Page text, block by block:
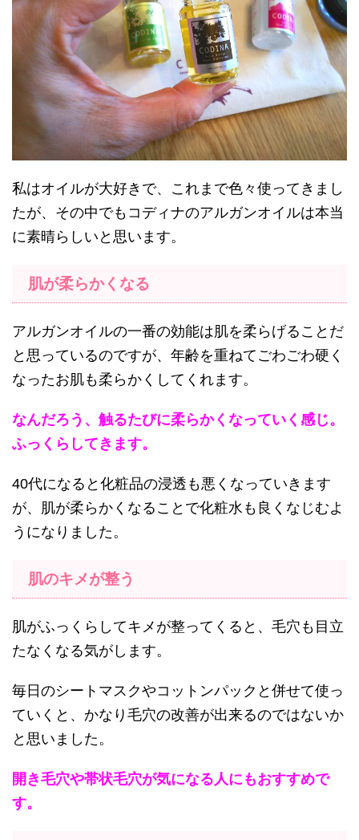
私はオイルが大好きで、これまで色々使ってきまし
たが、その中でもコディナのアルガンオイルは本当
に素晴らしいと思います。
肌が柔らかくなる
アルガンオイルの一番の効能は肌を柔らげることだ
と思っているのですが、年齢を重ねてごわごわ硬く
なったお肌も柔らかくしてくれます。
なんだろう、触るたびに柔らかくなっていく感じ。
ふっくらしてきます。
40代になると化粧品の浸透も悪くなっていきます
が、肌が柔らかくなることで化粧水も良くなじむよ
うになりました。
肌のキメが整う
肌がふっくらしてキメが整ってくると、毛穴も目立
たなくなる気がします。
毎日のシートマスクやコットンパックと併せて使っ
ていくと、かなり毛穴の改善が出来るのではないか
と思いました。
開き毛穴や帯状毛穴が気になる人にもおすすめで
す。